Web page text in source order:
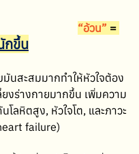
“อ้วน” =
กขึ้น
ยงร่างกายมากขึ้น เพิ่มความ
โลหิตสูง, หัวใจโต, และภาวะ
failure)